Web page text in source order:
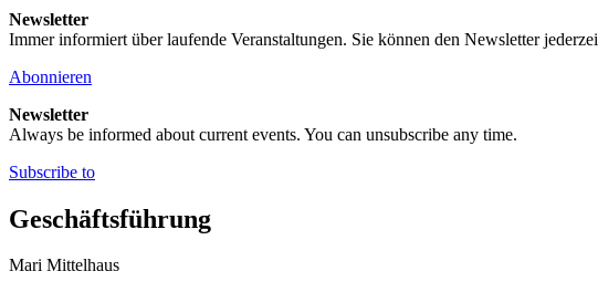
Newsletter
Immer informiert über laufende Veranstaltungen. Sie können den Newsletter
Abonnieren
Newsletter
Always be informed about current events. You can unsubscribe any time.
Subscribe to
Geschäftsführung
Mari Mittelhaus